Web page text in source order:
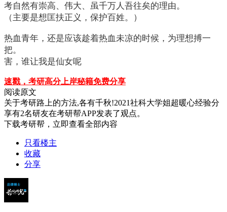
考自然有崇高、伟大、虽千万人吾往矣的理由。
（主要是想匡扶正义，保护百姓。）
热血青年，还是应该趁着热血未凉的时候，为理想搏一
把。
害，谁让我是仙女呢
速戳，考研高分上岸秘籍免费分享
阅读原文
关于考研路上的方法,各有千秋!2021社科大学姐超暖心经验分
享有2名研友在考研帮APP发表了观点。
下载考研帮，立即查看全部内容
只看楼主
收藏
分享